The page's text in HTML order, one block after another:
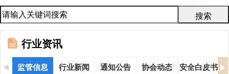
行业资讯
监管信息 行业新闻 通知公告 协会动态 安全白皮书